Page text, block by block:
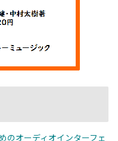
のオーディオインターフェ